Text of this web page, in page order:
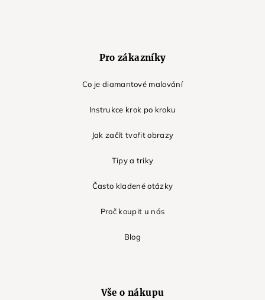
Pro zákazníky
Co je diamantové malování
Instrukce krok po kroku
Jak začít tvořit obrazy
Tipy a triky
Často kladené otázky
Proč koupit u nás
Blog
Vše o nákupu